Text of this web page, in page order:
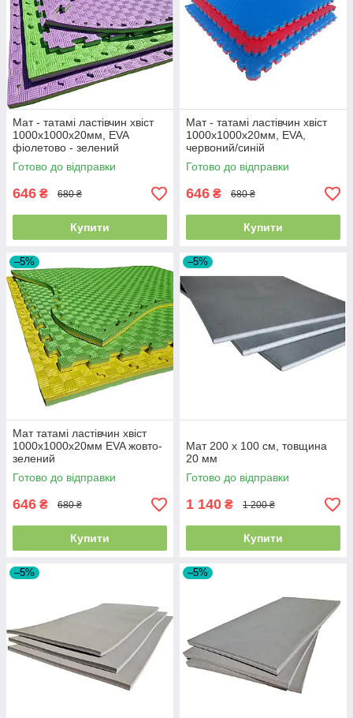
Мат - татамі ластівчин хвіст
1000х1000х20мм, EVA
фіолетово - зелений
Готово до відправки
646 ₴ 680 ₴
Купити
Мат - татамі ластівчин хвіст
1000х1000х20мм, EVA,
червоний/синій
Готово до відправки
646 ₴ 680 ₴
Купити
–5%
Мат татамі ластівчин хвіст
1000х1000х20мм EVA жовто-
зелений
Готово до відправки
646 ₴ 680 ₴
Купити
–5%
Мат 200 х 100 см, товщина
20 мм
Готово до відправки
1 140 ₴ 1 200 ₴
Купити
–5% –5%